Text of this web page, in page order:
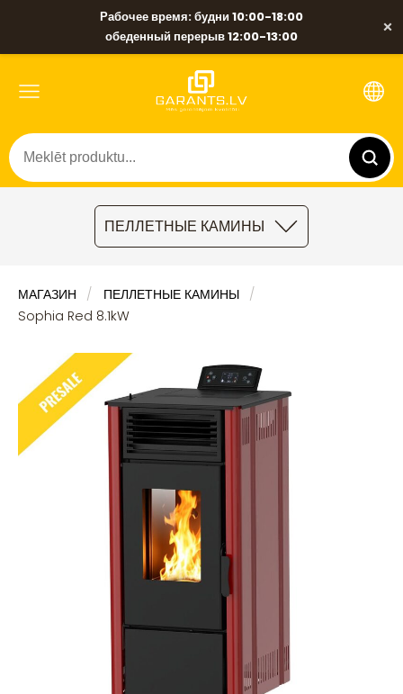
Рабочее время: будни 10:00-18:00
обеденный перерыв 12:00-13:00
×
ПЕЛЛЕТНЫЕ КАМИНЫ
МАГАЗИН
ПЕЛЛЕТНЫЕ КАМИНЫ
Sophia Red 8.1kW